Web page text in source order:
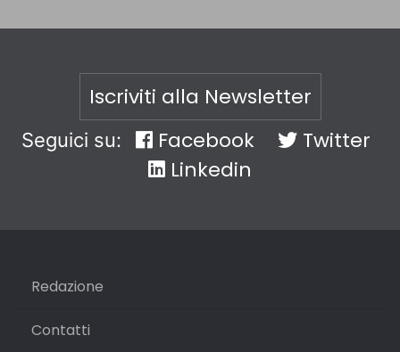
Iscriviti alla Newsletter
Seguici su: Facebook
Twitter
Linkedin
Redazione
Contatti